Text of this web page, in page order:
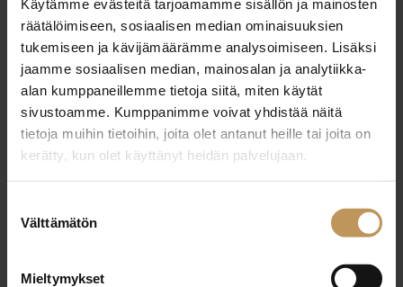
Käytämme evästeitä tarjoamamme sisällön ja mainosten
räätälöimiseen, sosiaalisen median ominaisuuksien
tukemiseen ja kävijämäärämme analysoimiseen. Lisäksi
jaamme sosiaalisen median, mainosalan ja analytiikka-
alan kumppaneillemme tietoja siitä, miten käytät
sivustoamme. Kumppanimme voivat yhdistää näitä
tietoja muihin tietoihin, joita olet antanut heille tai joita on
kerätty, kun olet käyttänyt heidän palvelujaan.
valinta
Välttämätön
Mieltymykset
5.3.2025
Timo Penttilä
Lue artikkeli